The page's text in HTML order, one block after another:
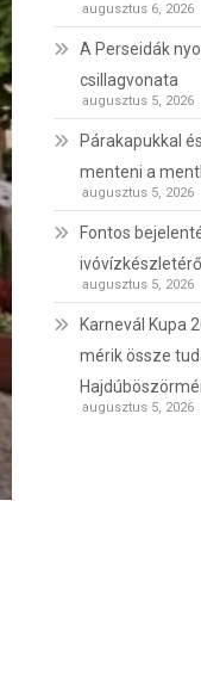
augusztus 6, 2026
A Perseidák
csillagvonata
augusztus 5, 2026
Párakapukkal
menteni a
augusztus 5, 2026
Fontos
augusztus 5, 2026
Karnevál Kupa
mérik össze
augusztus 5, 2026